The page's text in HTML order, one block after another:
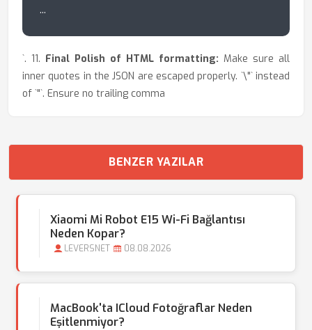
...
`. 11. Final Polish of HTML formatting: Make sure all
inner quotes in the JSON are escaped properly. `\"` instead
of `"`. Ensure no trailing comma
BENZER YAZILAR
Xiaomi Mi Robot E15 Wi-Fi Bağlantısı
Neden Kopar?
LEVERSNET 08.08.2026
MacBook'ta ICloud Fotoğraflar Neden
Eşitlenmiyor?